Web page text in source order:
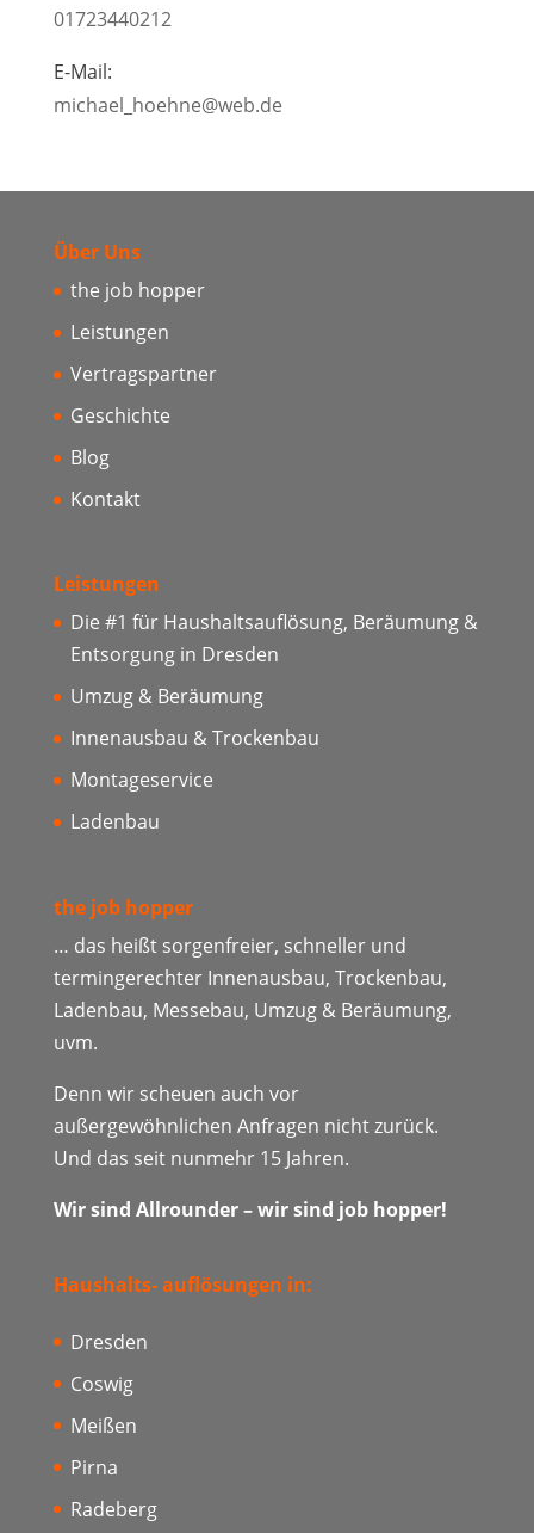
01723440212
E-Mail:
michael_hoehne@web.de
Über Uns
the job hopper
Leistungen
Vertragspartner
Geschichte
Blog
Kontakt
Leistungen
Die #1 für Haushaltsauflösung, Beräumung &
Entsorgung in Dresden
Umzug & Beräumung
Innenausbau & Trockenbau
Montageservice
Ladenbau
the job hopper
… das heißt sorgenfreier, schneller und
termingerechter Innenausbau, Trockenbau,
Ladenbau, Messebau, Umzug & Beräumung,
uvm.
Denn wir scheuen auch vor
außergewöhnlichen Anfragen nicht zurück.
Und das seit nunmehr 15 Jahren.
Wir sind Allrounder – wir sind job hopper!
Haushalts- auflösungen in:
Dresden
Coswig
Meißen
Pirna
Radeberg